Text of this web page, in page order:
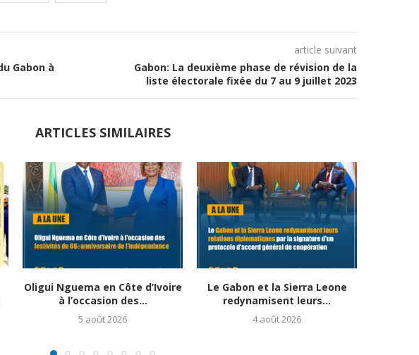
Gabon à
article suivant
Gabon: La deuxième phase de révision de la
liste électorale fixée du 7 au 9 juillet 2023
ARTICLES SIMILAIRES
Oligui Nguema en Côte d’Ivoire
à l’occasion des...
5 août 2026
Le Gabon et la Sierra Leone
redynamisent leurs...
4 août 2026